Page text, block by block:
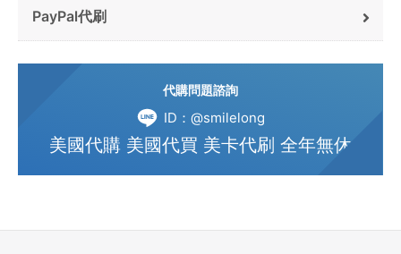
PayPal代刷
代購問題諮詢
ID：@smilelong
美國代購 美國代買 美卡代刷 全年無休